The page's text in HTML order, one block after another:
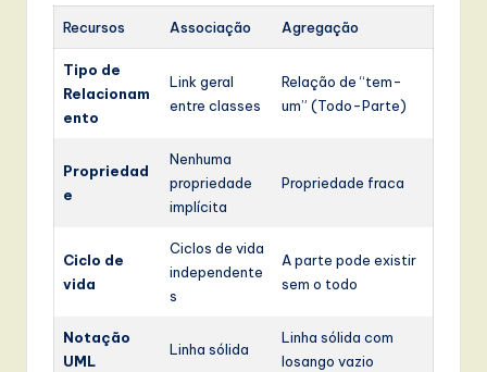
Recursos Associação Agregação
Tipo de
Relacionam
ento
Link geral
entre classes
Relação de “tem-
um” (Todo-Parte)
Propriedad
e
Nenhuma
propriedade
implícita
Propriedade fraca
Ciclo de
vida
Ciclos de vida
independente
s
A parte pode existir
sem o todo
Notação
UML
Linha sólida
Linha sólida com
losango vazio